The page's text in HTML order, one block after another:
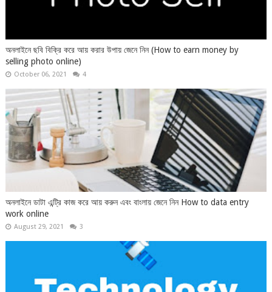
অনলাইনে ছবি বিক্রি করে আয় করার উপায় জেনে নিন (How to earn money by
selling photo online)
October 06, 2021 4
অনলাইনে ডাটা এন্ট্রি কাজ করে আয় করুন এবং বাংলায় জেনে নিন How to data entry
work online
August 29, 2021 3